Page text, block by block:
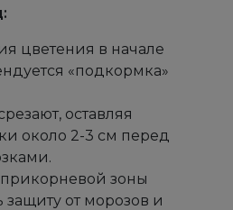
цветения в начале
«подкормка»
оставляя
около 2-3 см перед
зоны
защиту от морозов и